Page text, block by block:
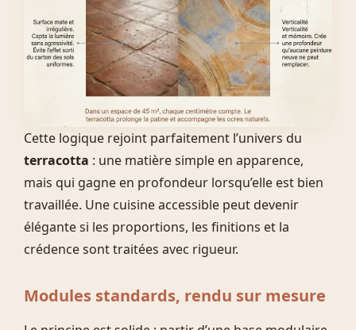
Cette logique rejoint parfaitement l’univers du
terracotta : une matière simple en apparence,
mais qui gagne en profondeur lorsqu’elle est bien
travaillée. Une cuisine accessible peut devenir
élégante si les proportions, les finitions et la
crédence sont traitées avec rigueur.
Modules standards, rendu sur mesure